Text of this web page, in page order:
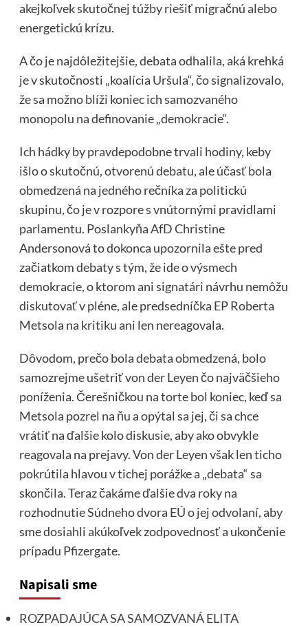
akejkoľvek skutočnej túžby riešiť migračnú alebo
energetickú krízu.
A čo je najdôležitejšie, debata odhalila, aká krehká
je v skutočnosti „koalícia Uršula“, čo signalizovalo,
že sa možno blíži koniec ich samozvaného
monopolu na definovanie „demokracie“.
Ich hádky by pravdepodobne trvali hodiny, keby
išlo o skutočnú, otvorenú debatu, ale účasť bola
obmedzená na jedného rečníka za politickú
skupinu, čo je v rozpore s vnútornými pravidlami
parlamentu. Poslankyňa AfD Christine
Andersonová to dokonca upozornila ešte pred
začiatkom debaty s tým, že ide o výsmech
demokracie, o ktorom ani signatári návrhu nemôžu
diskutovať v pléne, ale predsedníčka EP Roberta
Metsola na kritiku ani len nereagovala.
Dôvodom, prečo bola debata obmedzená, bolo
samozrejme ušetriť von der Leyen čo najväčšieho
poníženia. Čerešničkou na torte bol koniec, keď sa
Metsola pozrel na ňu a opýtal sa jej, či sa chce
vrátiť na ďalšie kolo diskusie, aby ako obvykle
reagovala na prejavy. Von der Leyen však len ticho
pokrútila hlavou v tichej porážke a „debata“ sa
skončila. Teraz čakáme ďalšie dva roky na
rozhodnutie Súdneho dvora EÚ o jej odvolaní, aby
sme dosiahli akúkoľvek zodpovednosť a ukončenie
prípadu Pfizergate.
Napisali sme
ROZPADAJÚCA SA SAMOZVANÁ ELITA